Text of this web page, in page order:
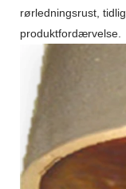
rørledningsrust,
produktfordærvelse.